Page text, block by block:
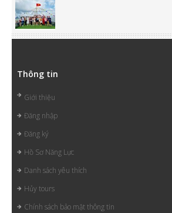
Thông tin
Giới thiệu
Đăng nhập
Đăng ký
Hồ Sơ Năng Lực
Danh sách yêu thích
Hủy tours
Chính sách bảo mật thông tin